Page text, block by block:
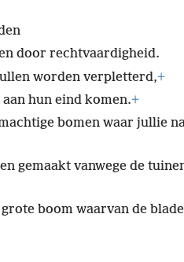
door rechtvaardigheid.
worden verpletterd,+
hun eind komen.+
bomen waar jullie
gemaakt vanwege de
boom waarvan de